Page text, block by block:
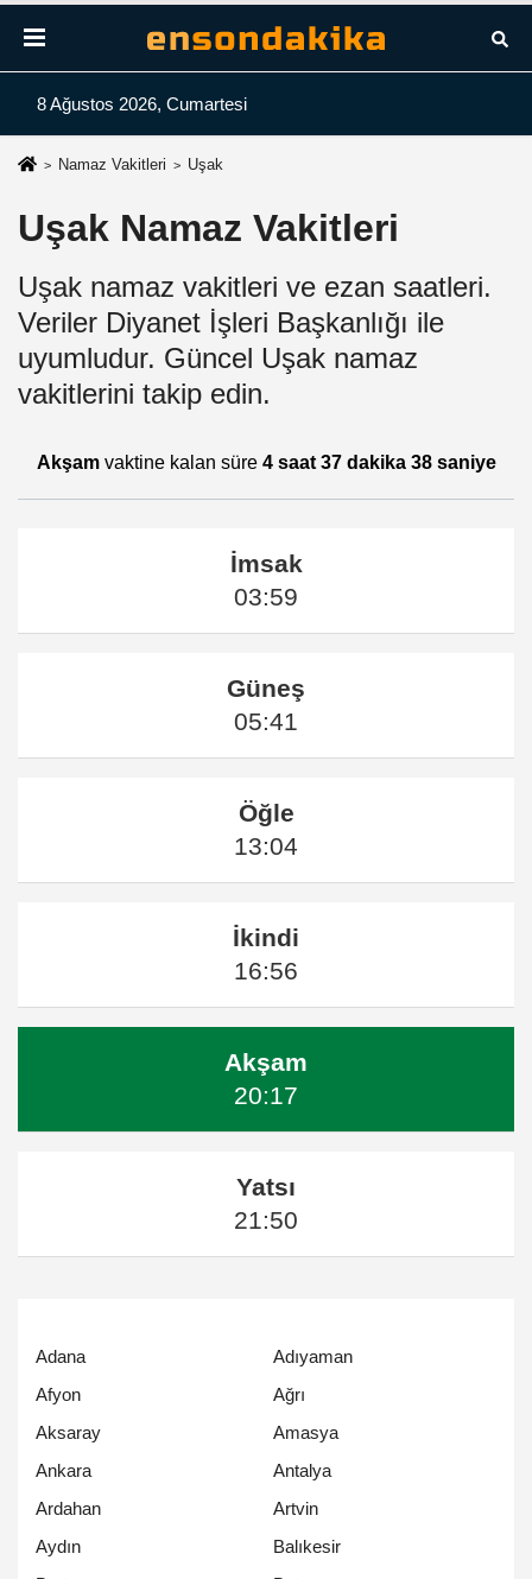
8 Ağustos 2026, Cumartesi
Namaz Vakitleri Uşak
Uşak Namaz Vakitleri
Uşak namaz vakitleri ve ezan saatleri.
Veriler Diyanet İşleri Başkanlığı ile
uyumludur. Güncel Uşak namaz
vakitlerini takip edin.
Akşamvaktine kalan süre 4 saat 37 dakika 38 saniye
İmsak
03:59
Güneş
05:41
Öğle
13:04
İkindi
16:56
Akşam
20:17
Yatsı
21:50
Adana
Adıyaman
Afyon
Ağrı
Aksaray
Amasya
Ankara
Antalya
Ardahan
Artvin
Aydın
Balıkesir